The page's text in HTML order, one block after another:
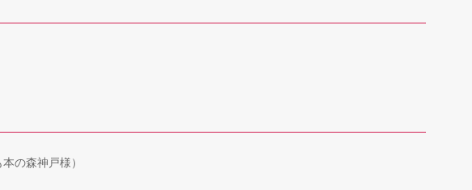
の森神戸様）